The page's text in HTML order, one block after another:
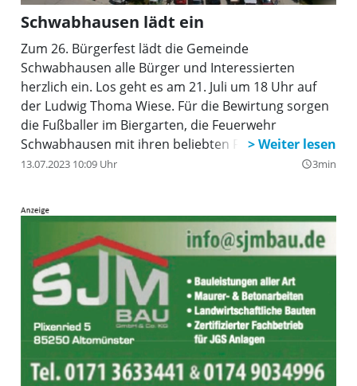
Schwabhausen lädt ein
Zum 26. Bürgerfest lädt die Gemeinde
Schwabhausen alle Bürger und Interessierten
herzlich ein. Los geht es am 21. Juli um 18 Uhr auf
der Ludwig Thoma Wiese. Für die Bewirtung sorgen
die Fußballer im Biergarten, die Feuerwehr
Schwabhausen mit ihren beliebten Feuerburgern,
die Handballabteilung des TSV Schwabhausen und
Fußballabteilung sorgt für das kulinarische Wohl im
Festzelt und wird darüber hinaus am Sonntag, den
23. Juli 2023, von Manfred Mair, Inhaber des
Gasthofes Lachner in Stetten, unterstützt.
13.07.2023 10:09 Uhr query_builder3min